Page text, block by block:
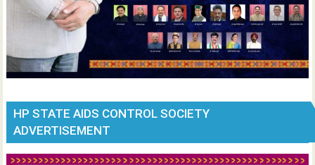
HP STATE AIDS CONTROL SOCIETY
ADVERTISEMENT